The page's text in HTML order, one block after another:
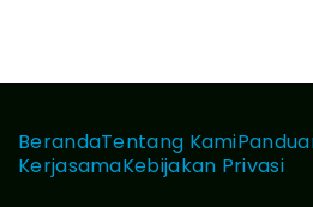
BerandaTentang Kami
KerjasamaKebijakan Privasi